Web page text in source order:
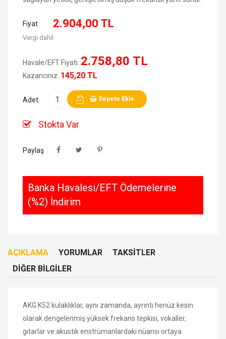
Fiyat 2.904,00 TL
Vergi dahil
Havale/EFT Fiyatı: 2.758,80 TL
Kazancınız: 145,20 TL
Adet Sepete Ekle
Stokta Var
Paylaş
Banka Havalesi/EFT Ödemelerine
(%2) İndirim
AÇIKLAMA YORUMLAR
TAKSITLER
DIĞER BILGILER
AKG K52 kulaklıklar, aynı zamanda, ayrıntı henüz kesin
olarak dengelenmiş yüksek frekans tepkisi, vokaller,
gitarlar ve akustik enstrümanlardaki nüansı ortaya